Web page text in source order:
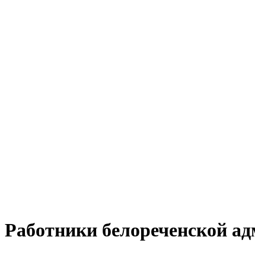
Работники белореченской